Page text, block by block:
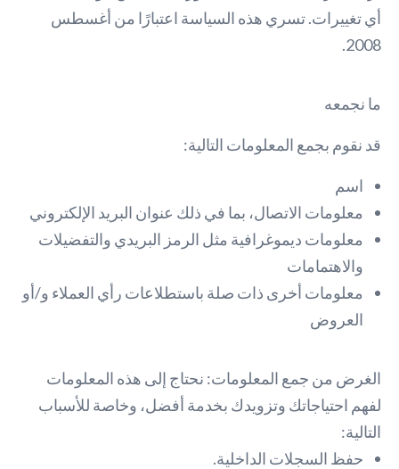
أي تغييرات. تسري هذه السياسة اعتبارًا من أغسطس
2008.
ما نجمعه
قد نقوم بجمع المعلومات التالية:
اسم
معلومات الاتصال، بما في ذلك عنوان البريد الإلكتروني
معلومات ديموغرافية مثل الرمز البريدي والتفضيلات
والاهتمامات
معلومات أخرى ذات صلة باستطلاعات رأي العملاء و/أو
العروض
الغرض من جمع المعلومات: نحتاج إلى هذه المعلومات
لفهم احتياجاتك وتزويدك بخدمة أفضل، وخاصة للأسباب
التالية:
حفظ السجلات الداخلية.